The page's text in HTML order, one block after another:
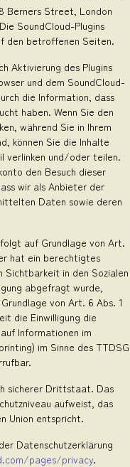
Berners Street, London
SoundCloud-Plugins
den betroffenen Seiten.
Aktivierung des Plugins
und dem SoundCloud-
die Information, dass
haben. Wenn Sie den
während Sie in Ihrem
können Sie die Inhalte
verlinken und/oder teilen.
den Besuch dieser
wir als Anbieter der
Daten sowie deren
auf Grundlage von Art.
hat ein berechtigtes
Sichtbarkeit in den Sozialen
abgefragt wurde,
von Art. 6 Abs. 1
die Einwilligung die
Informationen im
im Sinne des TTDSG
sicherer Drittstaat. Das
aufweist, das
Union entspricht.
Datenschutzerklärung
pages/privacy.